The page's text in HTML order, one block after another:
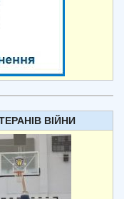
ВІЙНИ